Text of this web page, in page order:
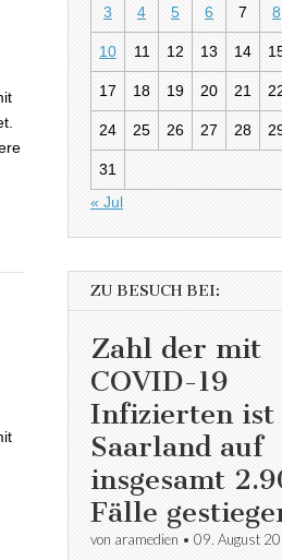
3 4 5 6 7 8
10 11 12 13 14
17 18 19 20 21
24 25 26 27 28
31
« Jul
ZU BESUCH BEI:
Zahl der mit
COVID-19
Infizierten ist
Saarland auf
insgesamt
Fälle
von aramedien • 09. August